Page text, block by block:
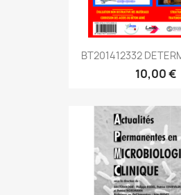
BT201412332
10,00 €